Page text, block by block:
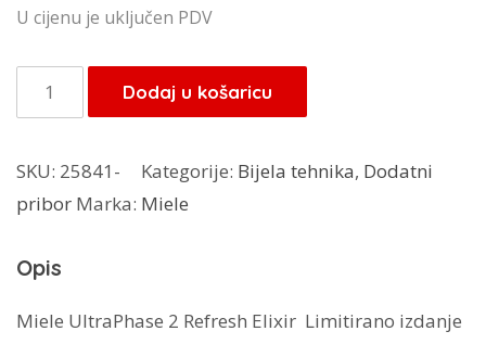
U cijenu je uključen PDV
Miele
Kartuša
2
Refresh
količina
Dodaj u košaricu
SKU: 25841- Kategorije: Bijela tehnika, Dodatni
pribor Marka: Miele
Opis
Miele UltraPhase 2 Refresh Elixir Limitirano izdanje